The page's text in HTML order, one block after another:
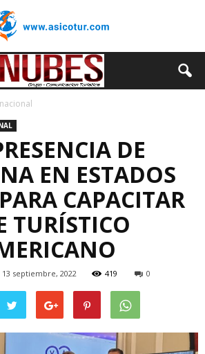
DE
EN ESTADOS
CAPACITAR
TURÍSTICO
13 septiembre, 2022 419 0